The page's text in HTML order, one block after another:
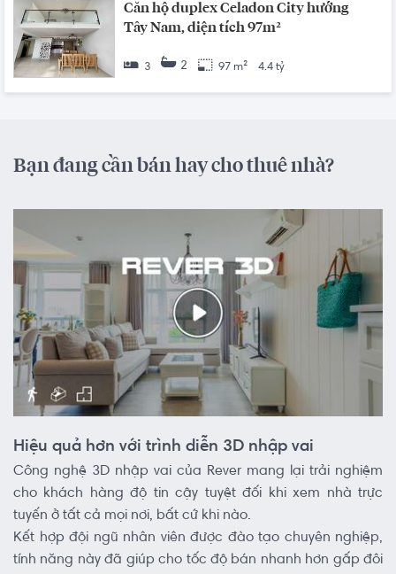
Căn hộ duplex Celadon City hướng
Tây Nam, diện tích 97m²
3 2 97 m² 4.4 tỷ
Bạn đang cần bán hay cho thuê nhà?
Hiệu quả hơn với trình diễn 3D nhập vai
Công nghệ 3D nhập vai của Rever mang lại trải nghiệm
cho khách hàng độ tin cậy tuyệt đối khi xem nhà trực
tuyến ở tất cả mọi nơi, bất cứ khi nào.
Kết hợp đội ngũ nhân viên được đào tạo chuyên nghiệp,
tính năng này đã giúp cho tốc độ bán nhanh hơn gấp đôi